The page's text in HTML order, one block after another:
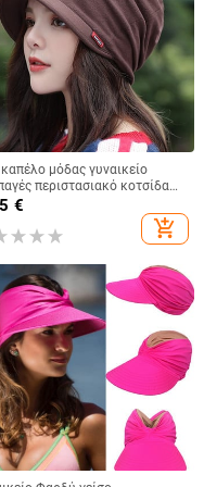
μόδας γυναικείο
περιστασιακό κοτσίδα
καπέλο μουσουλμανικό
Cancer Chemo καπέλο
Κασκόλ τουρμπάνι Καπάκι
€
add_shopping_cart